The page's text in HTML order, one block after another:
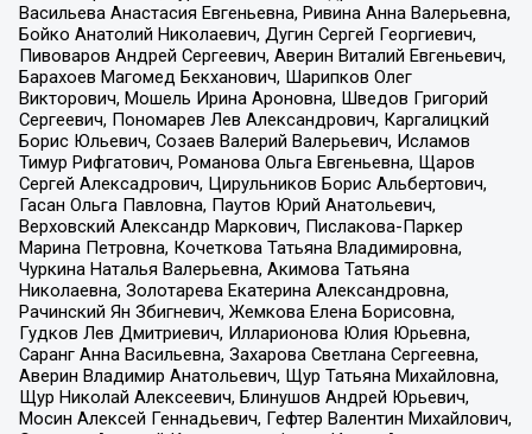
Васильева Анастасия Евгеньевна, Ривина Анна Валерьевна,
Бойко Анатолий Николаевич, Дугин Сергей Георгиевич,
Пивоваров Андрей Сергеевич, Аверин Виталий Евгеньевич,
Барахоев Магомед Бекханович, Шарипков Олег
Викторович, Мошель Ирина Ароновна, Шведов Григорий
Сергеевич, Пономарев Лев Александрович, Каргалицкий
Борис Юльевич, Созаев Валерий Валерьевич, Исламов
Тимур Рифгатович, Романова Ольга Евгеньевна, Щаров
Сергей Алексадрович, Цирульников Борис Альбертович,
Гасан Ольга Павловна, Паутов Юрий Анатольевич,
Верховский Александр Маркович, Пислакова-Паркер
Марина Петровна, Кочеткова Татьяна Владимировна,
Чуркина Наталья Валерьевна, Акимова Татьяна
Николаевна, Золотарева Екатерина Александровна,
Рачинский Ян Збигневич, Жемкова Елена Борисовна,
Гудков Лев Дмитриевич, Илларионова Юлия Юрьевна,
Саранг Анна Васильевна, Захарова Светлана Сергеевна,
Аверин Владимир Анатольевич, Щур Татьяна Михайловна,
Щур Николай Алексеевич, Блинушов Андрей Юрьевич,
Мосин Алексей Геннадьевич, Гефтер Валентин Михайлович,